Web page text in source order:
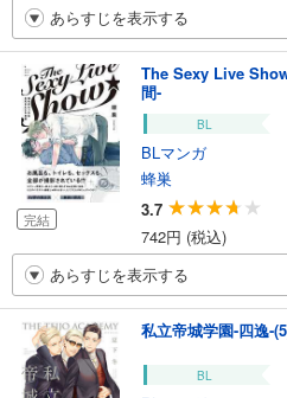
あらすじを表示する
完結
The Sexy Live
間-
BL
BLマンガ
蜂巣
3.7
742円 (税込)
あらすじを表示する
私立帝城学園-四逸-
BL